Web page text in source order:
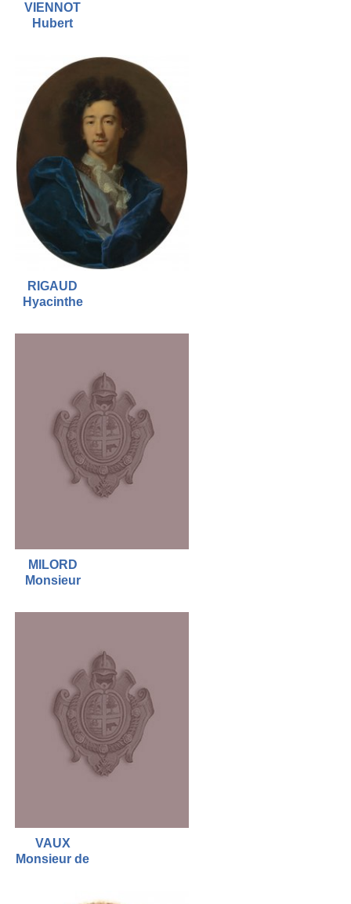
VIENNOT
Hubert
RIGAUD
Hyacinthe
MILORD
Monsieur
VAUX
Monsieur de